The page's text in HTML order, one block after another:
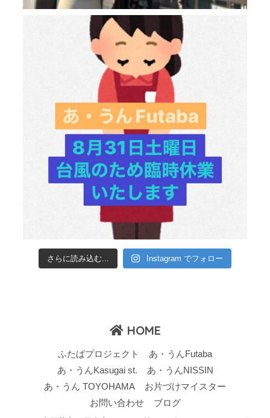
さらに読み込む... Instagram でフォロー
HOME
ふたばプロジェクト
あ・うんFutaba
あ・うんKasugai st.
あ・うんNISSIN
あ・うん TOYOHAMA
お片づけマイスター
お問い合わせ
ブログ